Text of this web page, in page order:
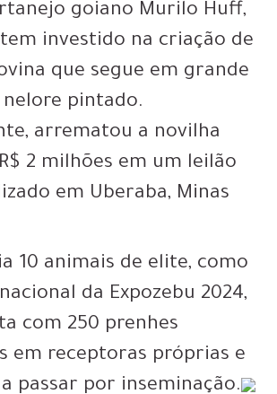
goiano Murilo Huff,
investido na criação de
que segue em grande
nelore pintado.
arrematou a novilha
2 milhões em um leilão
em Uberaba, Minas
10 animais de elite, como
da Expozebu 2024,
com 250 prenhes
em receptoras próprias e
passar por inseminação.